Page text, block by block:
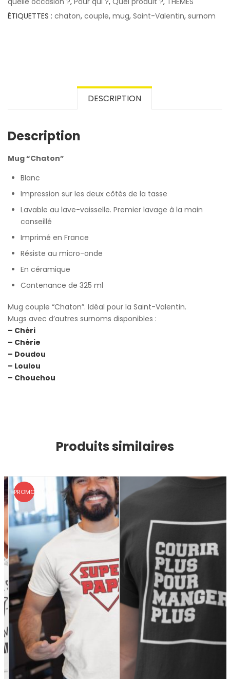
ÉTIQUETTES : chaton, couple, mug, Saint-Valentin, surnom
DESCRIPTION
Description
Mug “Chaton”
Blanc
Impression sur les deux côtés de la tasse
Lavable au lave-vaisselle. Premier lavage à la main
conseillé
Imprimé en France
Résiste au micro-onde
En céramique
Contenance de 325 ml
Mug couple “Chaton”. Idéal pour la Saint-Valentin.
Mugs avec d’autres surnoms disponibles :
– Chéri
– Chérie
– Doudou
– Loulou
– Chouchou
Produits similaires
PROMO !